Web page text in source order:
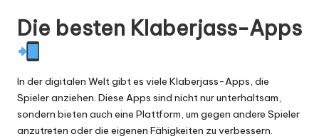
Die besten Klaberjass-Apps
In der digitalen Welt gibt es viele Klaberjass-Apps, die
Spieler anziehen. Diese Apps sind nicht nur unterhaltsam,
sondern bieten auch eine Plattform, um gegen andere Spieler
anzutreten oder die eigenen Fähigkeiten zu verbessern.